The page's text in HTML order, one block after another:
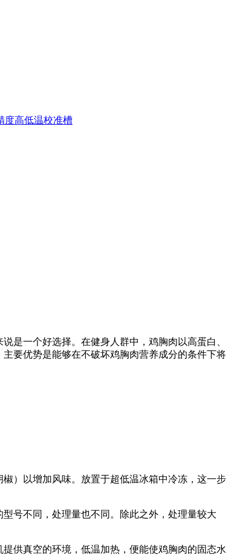
度高低温校准槽
是一个好选择。在健身人群中，鸡胸肉以高蛋白、
要优势是能够在不破坏鸡胸肉营养成分的条件下将
）以增加风味。放置于超低温冰箱中冷冻，这一步
号不同，处理量也不同。除此之外，处理量较大
供真空的环境，低温加热，便能使鸡胸肉的固态水